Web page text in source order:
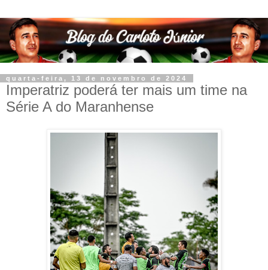
quarta-feira, 13 de novembro de 2024
Imperatriz poderá ter mais um time na
Série A do Maranhense